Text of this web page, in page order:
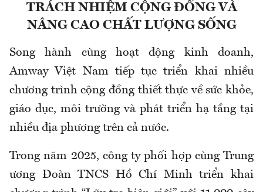
TRÁCH NHIỆM CỘNG ĐỒNG VÀ
NÂNG CAO CHẤT LƯỢNG SỐNG
Song hành cùng hoạt động kinh doanh,
Amway Việt Nam tiếp tục triển khai nhiều
chương trình cộng đồng thiết thực về sức khỏe,
giáo dục, môi trường và phát triển hạ tầng tại
nhiều địa phương trên cả nước.
Trong năm 2025, công ty phối hợp cùng Trung
ương Đoàn TNCS Hồ Chí Minh triển khai